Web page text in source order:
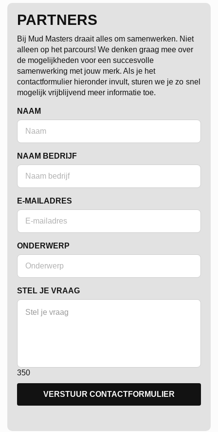
PARTNERS
Bij Mud Masters draait alles om samenwerken. Niet
alleen op het parcours! We denken graag mee over
de mogelijkheden voor een succesvolle
samenwerking met jouw merk. Als je het
contactformulier hieronder invult, sturen we je zo snel
mogelijk vrijblijvend meer informatie toe.
NAAM
NAAM BEDRIJF
E-MAILADRES
ONDERWERP
STEL JE VRAAG
350